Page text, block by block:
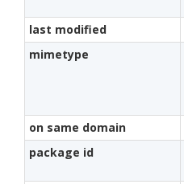
last modified
mimetype
on same domain
package id